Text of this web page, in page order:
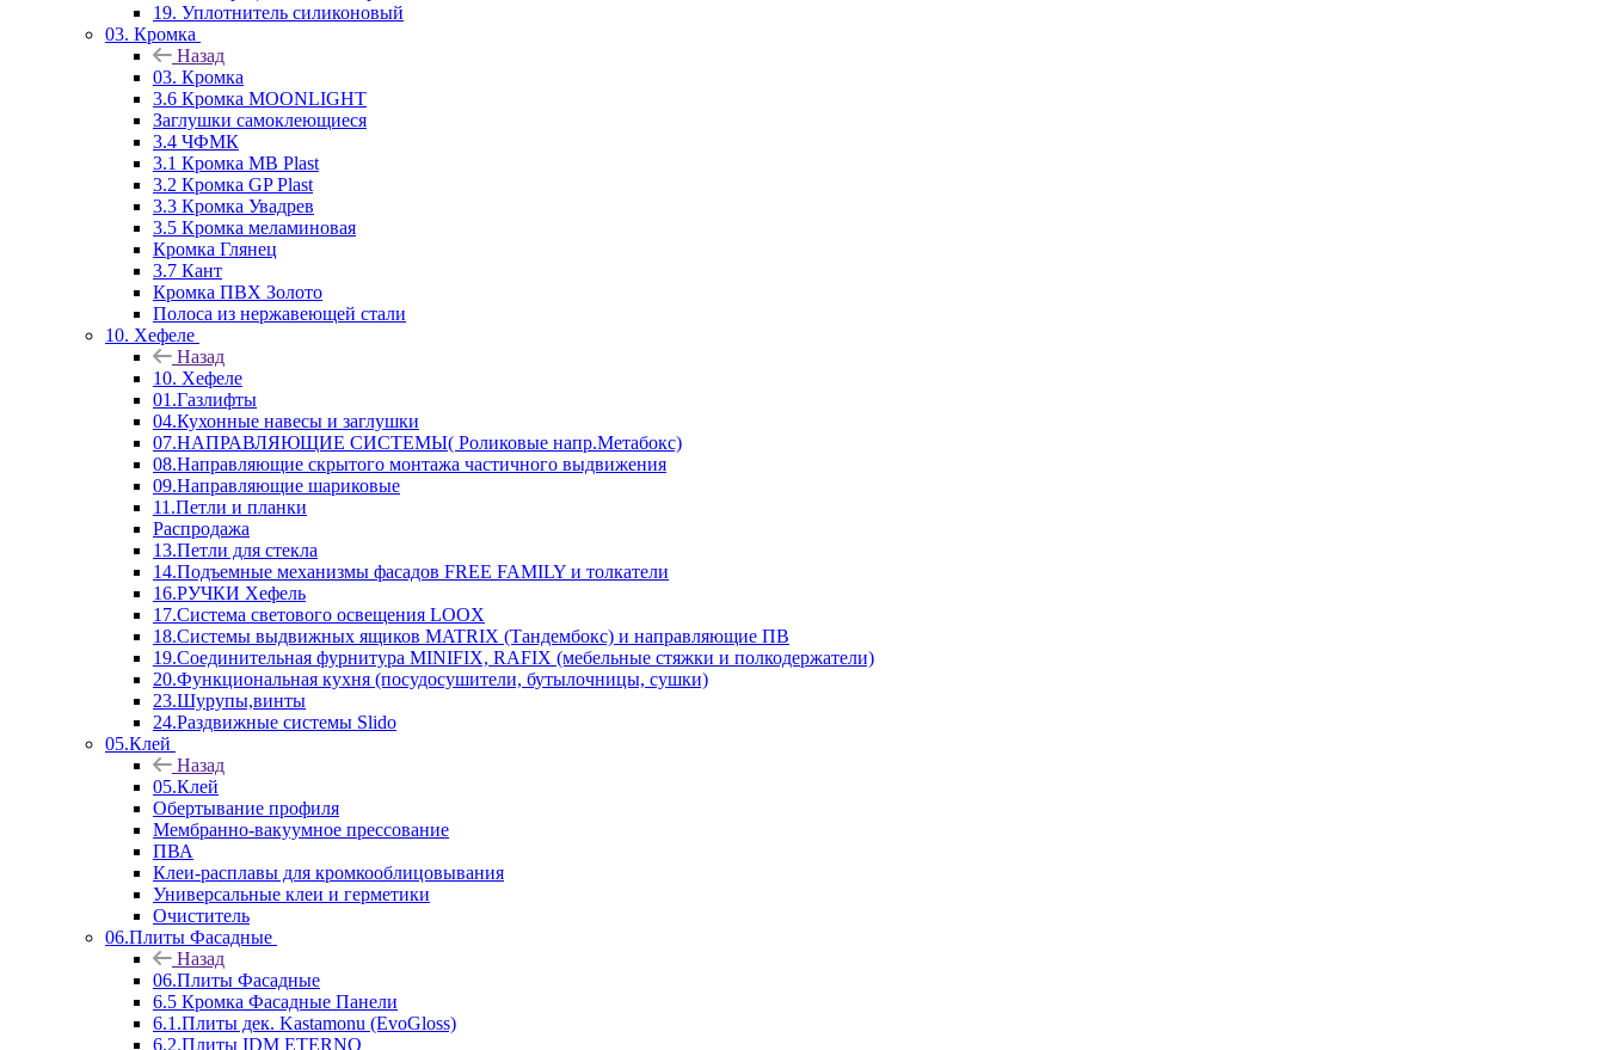
19. Уплотнитель силиконовый
03. Кромка
Назад
03. Кромка
3.6 Кромка MOONLIGHT
Заглушки самоклеющиеся
3.4 ЧФМК
3.1 Кромка MB Plast
3.2 Кромка GP Plast
3.3 Кромка Увадрев
3.5 Кромка меламиновая
Кромка Глянец
3.7 Кант
Кромка ПВХ Золото
Полоса из нержавеющей стали
10. Хефеле
Назад
10. Хефеле
01.Газлифты
04.Кухонные навесы и заглушки
07.НАПРАВЛЯЮЩИЕ СИСТЕМЫ( Роликовые напр.Метабокс)
08.Направляющие скрытого монтажа частичного выдвижения
09.Направляющие шариковые
11.Петли и планки
Распродажа
13.Петли для стекла
14.Подъемные механизмы фасадов FREE FAMILY и толкатели
16.РУЧКИ Хефель
17.Система светового освещения LOOX
18.Системы выдвижных ящиков MATRIX (Тандембокс) и направляющие ПВ
19.Соединительная фурнитура MINIFIX, RAFIX (мебельные стяжки и полкодержатели)
20.Функциональная кухня (посудосушители, бутылочницы, сушки)
23.Шурупы,винты
24.Раздвижные системы Slido
05.Клей
Назад
05.Клей
Обертывание профиля
Мембранно-вакуумное прессование
ПВА
Клеи-расплавы для кромкооблицовывания
Универсальные клеи и герметики
Очиститель
06.Плиты Фасадные
Назад
06.Плиты Фасадные
6.5 Кромка Фасадные Панели
6.1.Плиты дек. Kastamonu (EvoGloss)
6.2.Плиты IDM ETERNO